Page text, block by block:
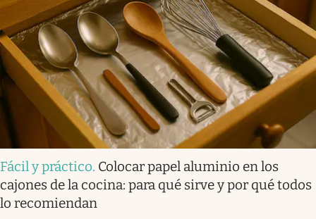
Fácil y práctico. Colocar papel aluminio en los
cajones de la cocina: para qué sirve y por qué todos
lo recomiendan